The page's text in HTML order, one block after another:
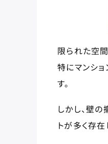
限られた空
特にマンシ
す。
しかし、壁
トが多く存在